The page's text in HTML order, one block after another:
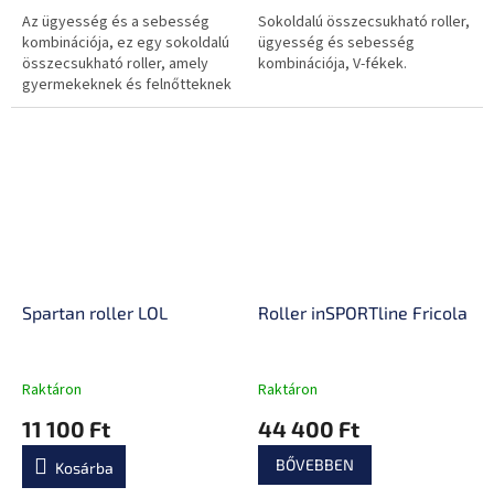
0,0
csillag.
Az ügyesség és a sebesség
kombinációja, ez egy sokoldalú
összecsukható roller, amely
gyermekeknek és felnőtteknek
egyaránt alkalmas.
0,0
csillag.
Sokoldalú összecsukható roller,
ügyesség és sebesség
kombinációja, V-fékek.
Spartan roller LOL
Raktáron
11 100 Ft
Kosárba
Roller inSPORTline Fricola
Raktáron
44 400 Ft
BŐVEBBEN